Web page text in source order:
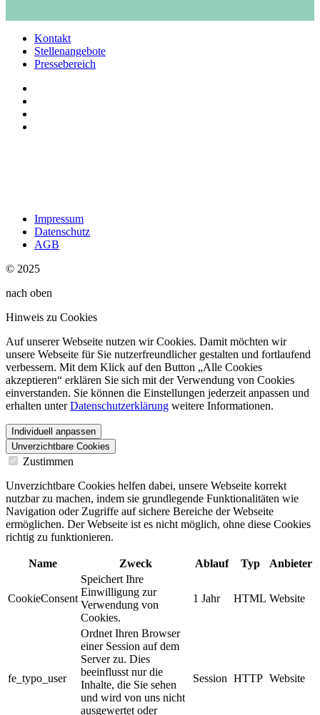
Kontakt
Stellenangebote
Pressebereich
Impressum
Datenschutz
AGB
© 2025
nach oben
Hinweis zu Cookies
Auf unserer Webseite nutzen wir Cookies. Damit möchten wir
unsere Webseite für Sie nutzerfreundlicher gestalten und fortlaufend
verbessern. Mit dem Klick auf den Button „Alle Cookies
akzeptieren“ erklären Sie sich mit der Verwendung von Cookies
einverstanden. Sie können die Einstellungen jederzeit anpassen und
erhalten unterDatenschutzerklärung weitere Informationen.
Individuell anpassen
Unverzichtbare Cookies
Zustimmen
Unverzichtbare Cookies helfen dabei, unsere Webseite korrekt
nutzbar zu machen, indem sie grundlegende Funktionalitäten wie
Navigation oder Zugriffe auf sichere Bereiche der Webseite
ermöglichen. Der Webseite ist es nicht möglich, ohne diese Cookies
richtig zu funktionieren.
Name Zweck Ablauf Typ Anbieter
CookieConsent
Speichert Ihre
Einwilligung zur
Verwendung von
Cookies.
1 Jahr HTML Website
fe_typo_user
Ordnet Ihren Browser
einer Session auf dem
Server zu. Dies
beeinflusst nur die
Inhalte, die Sie sehen
und wird von uns nicht
ausgewertet oder
Session HTTP Website